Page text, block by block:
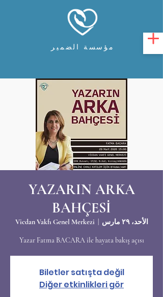
مؤسسة الضمير
YAZARIN ARKA
BAHÇESİ
الأحد، ٢٩ مارس Vicdan Vakfı Genel Merkezi
Yazar Fatma BACARA ile hayata bakış açısı
Biletler satışta değil
Diğer etkinlikleri gör